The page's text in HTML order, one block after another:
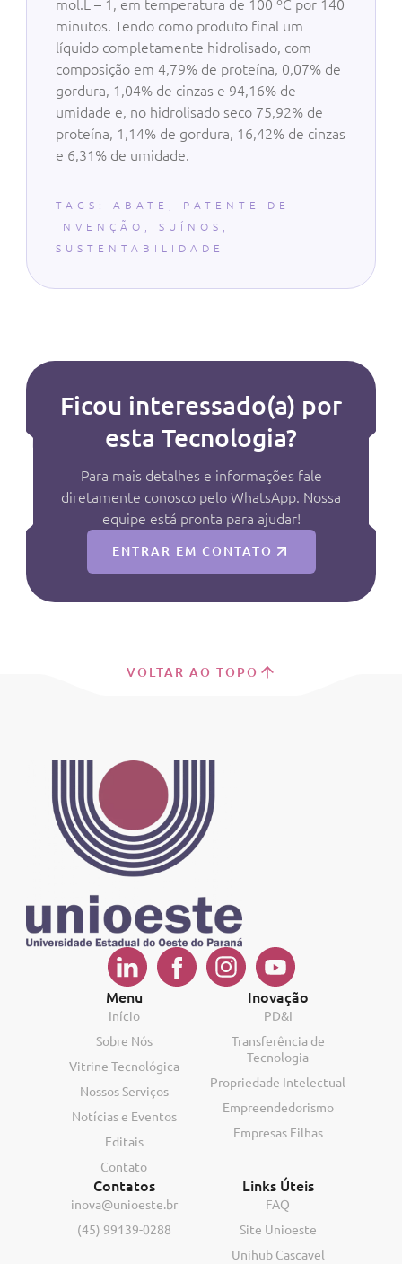
mol.L – 1, em temperatura de 100 ºC por 140
minutos. Tendo como produto final um
líquido completamente hidrolisado, com
composição em 4,79% de proteína, 0,07% de
gordura, 1,04% de cinzas e 94,16% de
umidade e, no hidrolisado seco 75,92% de
proteína, 1,14% de gordura, 16,42% de cinzas
e 6,31% de umidade.
TAGS: ABATE
PATENTE DE
INVENÇÃO
SUÍNOS
SUSTENTABILIDADE
Ficou interessado(a) por
esta Tecnologia?
Para mais detalhes e informações fale
diretamente conosco pelo WhatsApp. Nossa
equipe está pronta para ajudar!
ENTRAR EM CONTATO
VOLTAR AO TOPO
Menu
Início
Sobre Nós
Vitrine Tecnológica
Nossos Serviços
Notícias e Eventos
Editais
Contato
Inovação
PD&I
Transferência de
Tecnologia
Propriedade Intelectual
Empreendedorismo
Empresas Filhas
Contatos
inova@unioeste.br
(45) 99139-0288
Links Úteis
FAQ
Site Unioeste
Unihub Cascavel